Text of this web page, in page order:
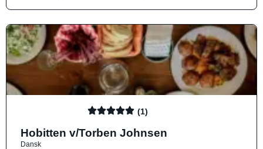
(1)
Hobitten v/Torben Johnsen
Dansk